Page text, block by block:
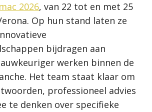
2026, van 22 tot en met 25
Op hun stand laten ze
bijdragen aan
werken binnen de
Het team staat klaar om
professioneel advies
te denken over specifieke